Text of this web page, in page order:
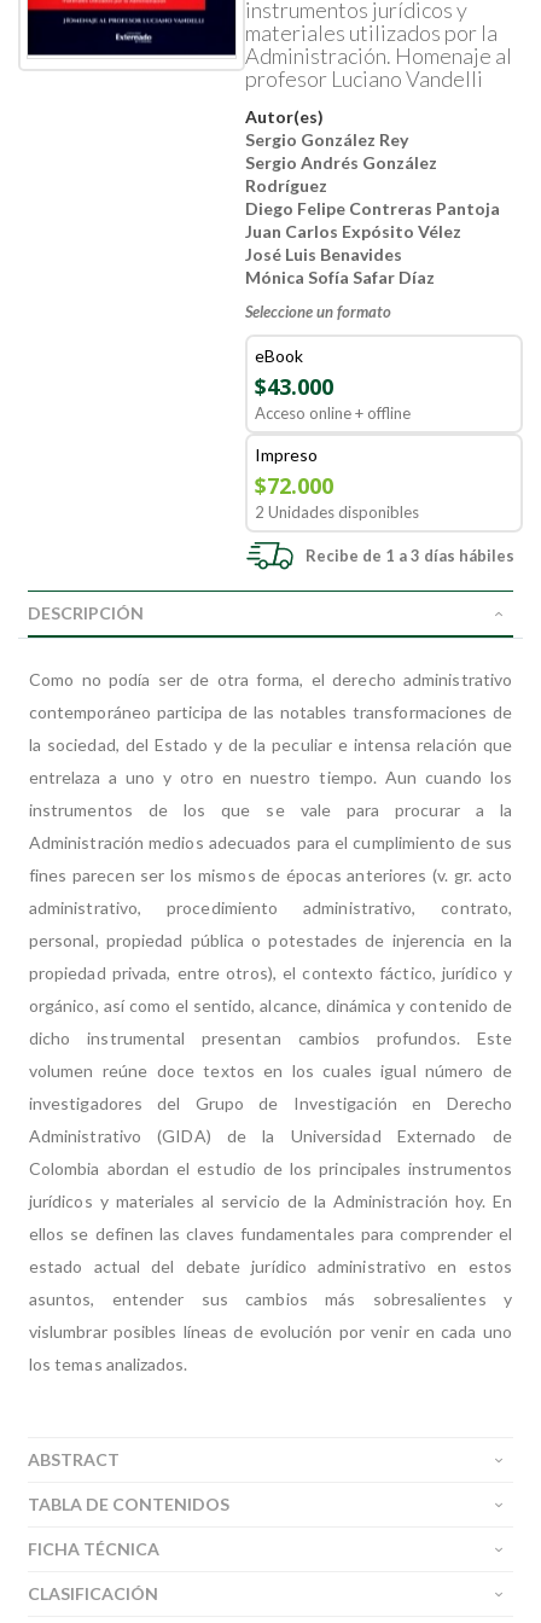
instrumentos jurídicos y
materiales utilizados por la
Administración. Homenaje al
profesor Luciano Vandelli
Autor(es)
Sergio González Rey
Sergio Andrés González
Rodríguez
Diego Felipe Contreras Pantoja
Juan Carlos Expósito Vélez
José Luis Benavides
Mónica Sofía Safar Díaz
Seleccione un formato
eBook
$43.000
Acceso online + offline
Impreso
$72.000
2 Unidades disponibles
Recibe de 1 a 3 días hábiles
DESCRIPCIÓN
Como no podía ser de otra forma, el derecho administrativo
contemporáneo participa de las notables transformaciones de
la sociedad, del Estado y de la peculiar e intensa relación que
entrelaza a uno y otro en nuestro tiempo. Aun cuando los
instrumentos de los que se vale para procurar a la
Administración medios adecuados para el cumplimiento de sus
fines parecen ser los mismos de épocas anteriores (v. gr. acto
administrativo, procedimiento administrativo, contrato,
personal, propiedad pública o potestades de injerencia en la
propiedad privada, entre otros), el contexto fáctico, jurídico y
orgánico, así como el sentido, alcance, dinámica y contenido de
dicho instrumental presentan cambios profundos. Este
volumen reúne doce textos en los cuales igual número de
investigadores del Grupo de Investigación en Derecho
Administrativo (GIDA) de la Universidad Externado de
Colombia abordan el estudio de los principales instrumentos
jurídicos y materiales al servicio de la Administración hoy. En
ellos se definen las claves fundamentales para comprender el
estado actual del debate jurídico administrativo en estos
asuntos, entender sus cambios más sobresalientes y
vislumbrar posibles líneas de evolución por venir en cada uno
los temas analizados.
ABSTRACT
TABLA DE CONTENIDOS
FICHA TÉCNICA
CLASIFICACIÓN